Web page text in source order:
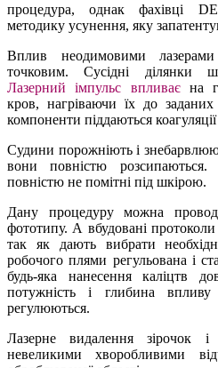
процедура, однак фахівці
методику усунення, яку
Вплив неодимовими
точковим. Сусідні ділянки
Лазерний імпульс впливаєна
кров, нагріваючи їх до
компоненти піддаються
Судини порожніють і
вони повністю
повністю не помітні під шкірою.
Дану процедуру можна
фототипу. А вбудовані
так як дають вибрати
робочого плями регульована і
будь-яка нанесення каліцтв
потужність і глибина впливу
регулюються.
Лазерне видалення зірочок і
невеликими хворобливими